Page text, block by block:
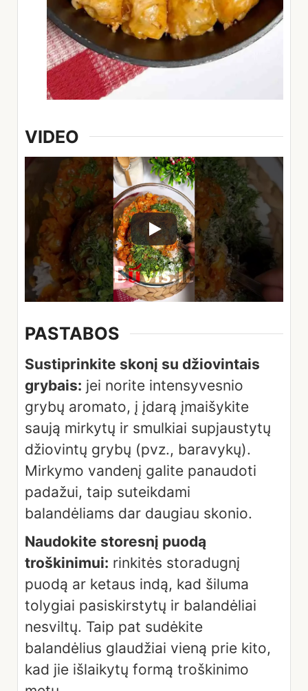
VIDEO
PASTABOS
Sustiprinkite skonį su džiovintais
grybais: jei norite intensyvesnio
grybų aromato, į įdarą įmaišykite
saują mirkytų ir smulkiai supjaustytų
džiovintų grybų (pvz., baravykų).
Mirkymo vandenį galite panaudoti
padažui, taip suteikdami
balandėliams dar daugiau skonio.
Naudokite storesnį puodą
troškinimui: rinkitės storadugnį
puodą ar ketaus indą, kad šiluma
tolygiai pasiskirstytų ir balandėliai
nesviltų. Taip pat sudėkite
balandėlius glaudžiai vieną prie kito,
kad jie išlaikytų formą troškinimo